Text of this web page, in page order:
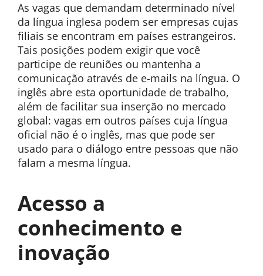
As vagas que demandam determinado nível
da língua inglesa podem ser empresas cujas
filiais se encontram em países estrangeiros.
Tais posições podem exigir que você
participe de reuniões ou mantenha a
comunicação através de e-mails na língua. O
inglês abre esta oportunidade de trabalho,
além de facilitar sua inserção no mercado
global: vagas em outros países cuja língua
oficial não é o inglês, mas que pode ser
usado para o diálogo entre pessoas que não
falam a mesma língua.
Acesso a
conhecimento e
inovação